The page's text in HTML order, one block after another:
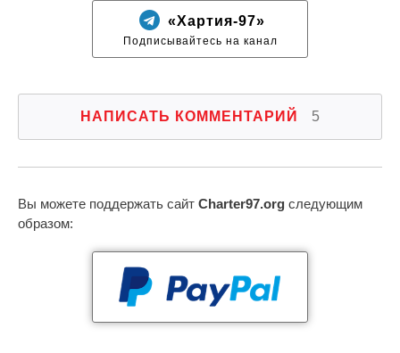
«Хартия-97»
Подписывайтесь на канал
НАПИСАТЬ КОММЕНТАРИЙ 5
Вы можете поддержать сайт Charter97.org следующим
образом: